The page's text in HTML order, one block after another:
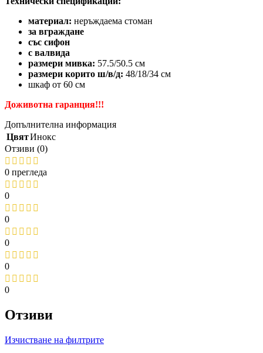
материал: неръждаема стоман
за вграждане
със сифон
с валвида
размери мивка: 57.5/50.5 см
размери корито ш/в/д: 48/18/34 см
шкаф от 60 cм
Доживотна гаранция!!!
Допълнителна информация
ЦвятИнокс
Отзиви (0)
0 прегледа
0
0
0
0
0
Отзиви
Изчистване на филтрите